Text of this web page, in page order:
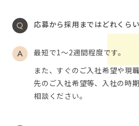
応募から採用まではどれくら
最短で1～2週間程度です。
また、すぐのご入社希望や現
先のご入社希望等、入社の時
相談ください。